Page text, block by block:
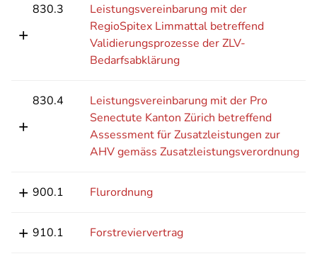
830.3
Leistungsvereinbarung mit der
RegioSpitex Limmattal betreffend
Validierungsprozesse der ZLV-
Bedarfsabklärung
830.4
Leistungsvereinbarung mit der Pro
Senectute Kanton Zürich betreffend
Assessment für Zusatzleistungen zur
AHV gemäss Zusatzleistungsverordnung
900.1 Flurordnung
910.1 Forstreviervertrag